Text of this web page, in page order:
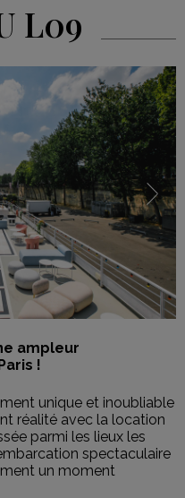
L09
ampleur
!
unique et inoubliable
réalité avec la location
parmi les lieux les
spectaculaire
un moment